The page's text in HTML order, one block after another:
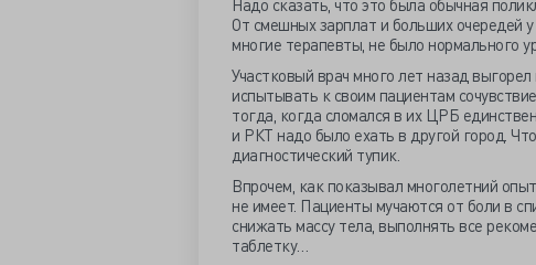
Надо сказать, что это была обычная
От смешных зарплат и больших очередей
многие терапевты, не было нормального
Участковый врач много лет назад
испытывать к своим пациентам
тогда, когда сломался в их ЦРБ
и РКТ надо было ехать в другой город.
диагностический тупик.
Впрочем, как показывал многолетний
не имеет. Пациенты мучаются от боли в
снижать массу тела, выполнять все
таблетку…